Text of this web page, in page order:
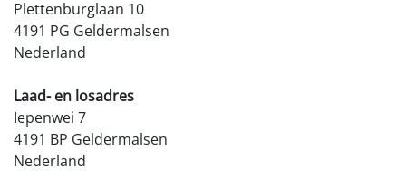
Plettenburglaan 10
4191 PG Geldermalsen
Nederland
Laad- en losadres
Iepenwei 7
4191 BP Geldermalsen
Nederland